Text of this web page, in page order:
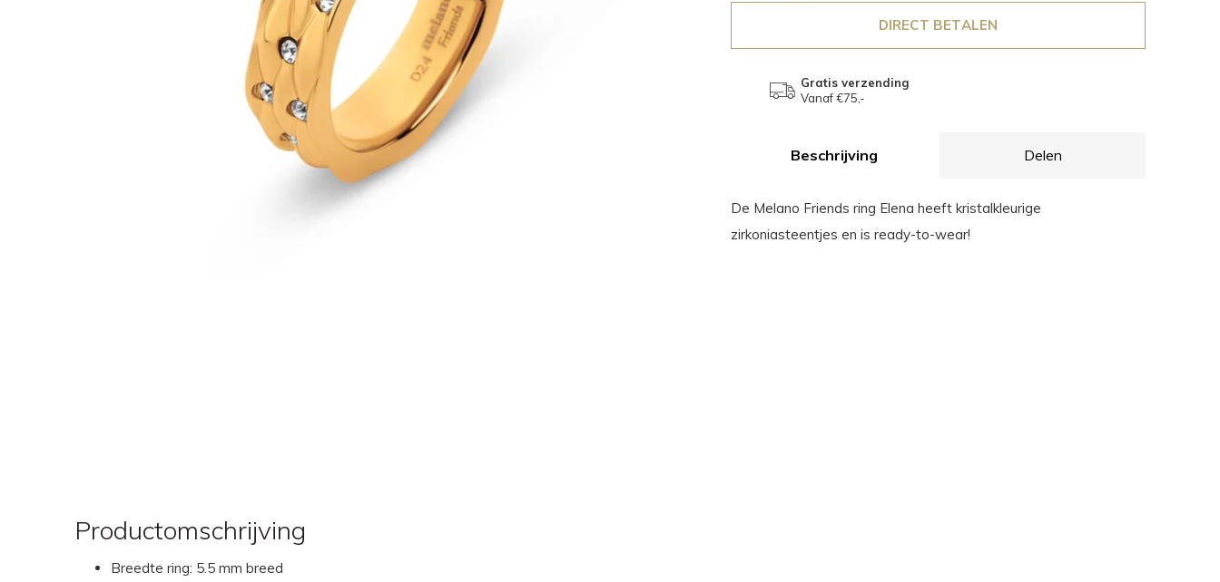
DIRECT BETALEN
Gratis verzending
Vanaf €75,-
Beschrijving Delen
De Melano Friends ring Elena heeft kristalkleurige
zirkoniasteentjes en is ready-to-wear!
Productomschrijving
Breedte ring: 5.5 mm breed